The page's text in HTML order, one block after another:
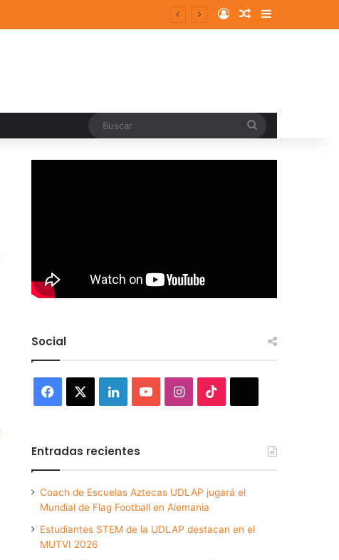
Log InRandom Article
Sidebar
Social
Facebook LinkedInYouTubeInstagram
Entradas recientes
Coach de Escuelas Aztecas UDLAP jugará el
Mundial de Flag Football en Alemania
Estudiantes STEM de la UDLAP destacan en el
MUTVI 2026